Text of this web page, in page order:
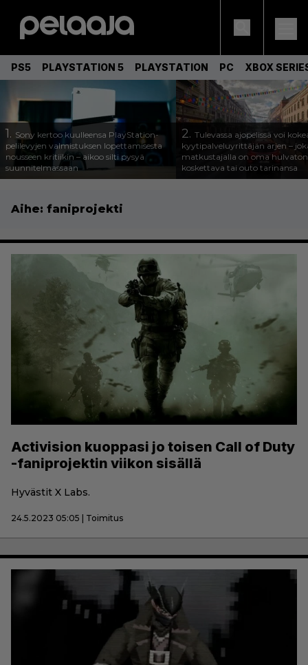
PS5 PLAYSTATION 5 PLAYSTATION PC XBOX
1. Sony kertoo kuulleensa PlayStation-
pelilevyjen valmistuksen lopettamisesta
nousseen kritiikin – aikoo silti pysyä
suunnitelmassaan
2. Tulevassa ajopelissä voi
kyytipalveluyrittäjän arjen –
matkustajalla on oma
koskettava tai outo tarinansa
Aihe: faniprojekti
Activision kuoppasi jo toisen Call of Duty
-faniprojektin viikon sisällä
Hyvästit X Labs.
24.5.2023 05:05 | Toimitus